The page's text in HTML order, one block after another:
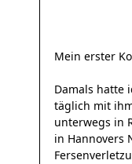
Mein erster
Damals hatte
täglich mit
unterwegs in
in Hannovers